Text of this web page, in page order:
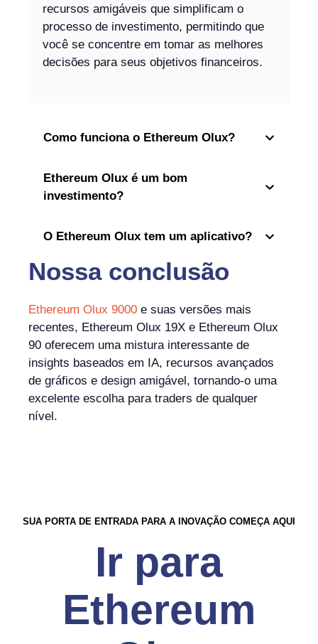
recursos amigáveis que simplificam o
processo de investimento, permitindo que
você se concentre em tomar as melhores
decisões para seus objetivos financeiros.
Como funciona o Ethereum Olux?
Ethereum Olux é um bom
investimento?
O Ethereum Olux tem um aplicativo?
Nossa conclusão
Ethereum Olux 9000 e suas versões mais
recentes, Ethereum Olux 19X e Ethereum Olux
90 oferecem uma mistura interessante de
insights baseados em IA, recursos avançados
de gráficos e design amigável, tornando-o uma
excelente escolha para traders de qualquer
nível.
SUA PORTA DE ENTRADA PARA A INOVAÇÃO COMEÇA AQUI
Ir para
Ethereum